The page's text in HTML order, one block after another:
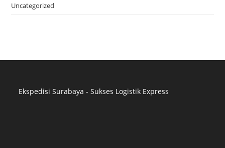
Uncategorized
Ekspedisi Surabaya - Sukses Logistik Express